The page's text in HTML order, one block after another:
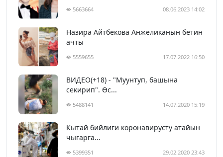
5663664 08.06.2023 14:02
Назира Айтбекова Анжеликанын бетин
ачты
5559655 17.07.2022 16:50
ВИДЕО(+18) - "Муунтуп, башына
секирип". Өс...
5488141 14.07.2020 15:19
Кытай бийлиги коронавирусту атайын
чыгарга...
5399351 29.02.2020 23:43